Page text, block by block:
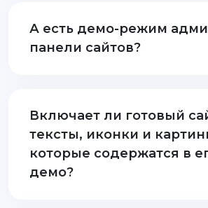
А есть демо-режим
панели сайтов?
Включает ли готовый
тексты, иконки и
которые содержатся в
демо?